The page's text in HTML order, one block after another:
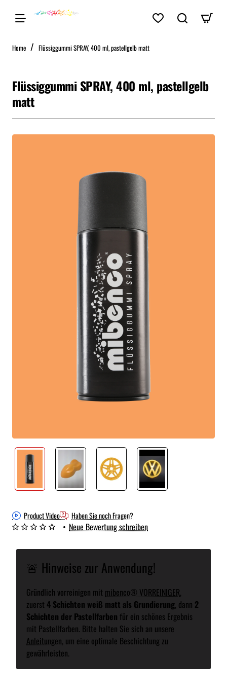
Home home Flüssiggummi SPRAY, 400 ml, pastellgelb matt
Flüssiggummi SPRAY, 400 ml, pastellgelb
matt
Product Video Haben Sie noch Fragen?
🚨 Hinweise zur Anwendung!
Gründlich vorreinigen mit mibenco® VORREINIGER,
zuerst 4 Schichten weiß matt als Grundierung, dann 2
Schichten der Pastellfarben für ein schönes Ergebnis
mit Pastellfarben. Bitte halten Sie sich an unsere
Anleitungen, um eine optimale Beschichtung zu
gewährleisten.
• Neue Bewertung schreiben